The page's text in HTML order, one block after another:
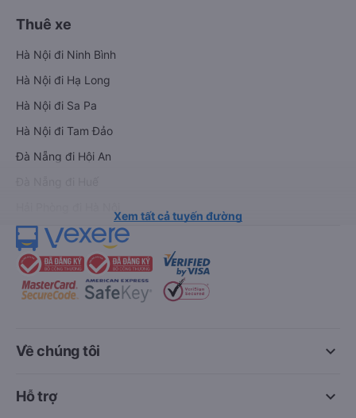
Thuê xe
Hà Nội đi Ninh Bình
Hà Nội đi Hạ Long
Hà Nội đi Sa Pa
Hà Nội đi Tam Đảo
Đà Nẵng đi Hội An
Xem tất cả tuyến đường
keyboard_arrow_down
Về chúng tôi
keyboard_arrow_down
Hỗ trợ